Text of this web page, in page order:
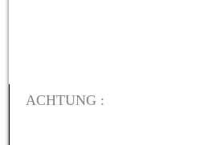
ACHTUNG :